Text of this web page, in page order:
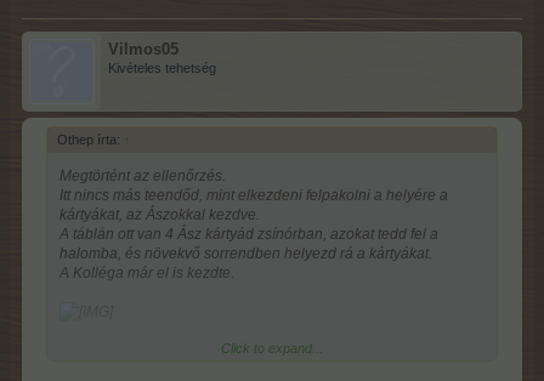
Vilmos05
Kivételes tehetség
Othep írta: ↑
Megtörtént az ellenőrzés.
Itt nincs más teendőd, mint elkezdeni felpakolni a helyére a
kártyákat, az Ászokkal kezdve.
A táblán ott van 4 Ász kártyád zsínórban, azokat tedd fel a
halomba, és növekvő sorrendben helyezd rá a kártyákat.
A Kolléga már el is kezdte.
Click to expand...